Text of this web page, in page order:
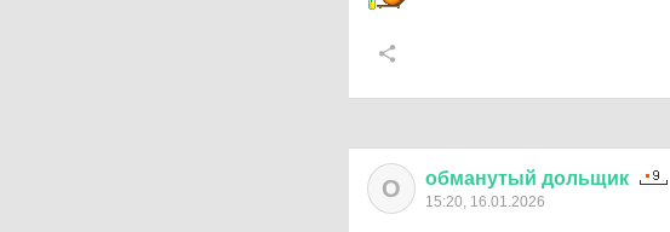
О обманутый дольщик
15:20, 16.01.2026